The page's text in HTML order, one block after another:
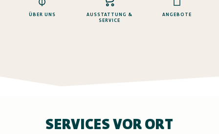
ÜBER UNS
AUSSTATTUNG &
SERVICE
ANGEBOTE
SERVICES VOR ORT